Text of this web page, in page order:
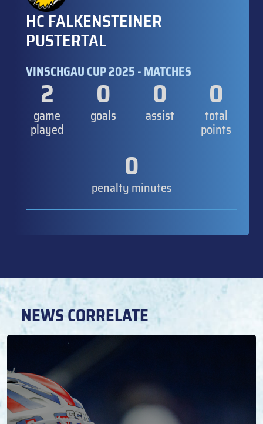
HC FALKENSTEINER
PUSTERTAL
VINSCHGAU CUP 2025 - MATCHES
2
game
played
0
goals
0
assist
0
total
points
0
penalty minutes
NEWS CORRELATE